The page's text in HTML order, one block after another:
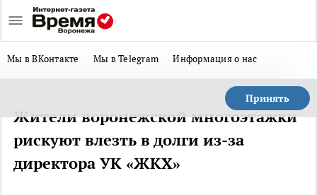
Мы в ВКонтакте Мы в Telegram Информация о нас
Принять
Жители воронежской многоэтажки
рискуют влезть в долги из-за
директора УК «ЖКХ»